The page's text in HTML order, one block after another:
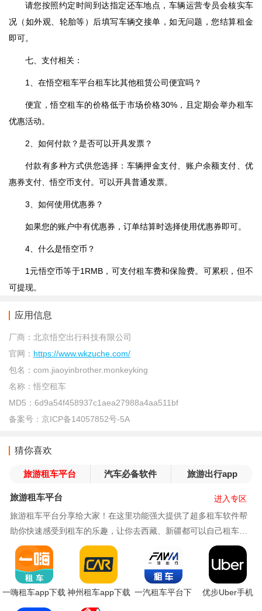
请您按照约定时间到达指定还车地点，车辆运营专员会核实车
况（如外观、轮胎等）后填写车辆交接单，如无问题，您结算租金
即可。
七、支付相关：
1、在悟空租车平台租车比其他租赁公司便宜吗？
便宜，悟空租车的价格低于市场价格30%，且定期会举办租车
优惠活动。
2、如何付款？是否可以开具发票？
付款有多种方式供您选择：车辆押金支付、账户余额支付、优
惠券支付、悟空币支付。可以开具普通发票。
3、如何使用优惠券？
如果您的账户中有优惠券，订单结算时选择使用优惠券即可。
4、什么是悟空币？
1元悟空币等于1RMB，可支付租车费和保险费。可累积，但不
可提现。
应用信息
厂商： 北京悟空出行科技有限公司
官网： https://www.wkzuche.com/
包名： com.jiaoyinbrother.monkeyking
名称：悟空租车
MD5： 6d9a54f458937c1aea27988a4aa511bf
备案号： 京ICP备14057852号-5A
猜你喜欢
旅游租车平台 汽车必备软件 旅游出行app
旅游租车平台
旅游租车平台分享给大家！在这里功能强大提供了超多租车软件帮
助你快速感受到租车的乐趣，让你去西藏、新疆都可以自己租车体
验，模式也比较丰富，轻松自驾游，如果你也喜欢
进入专区
一嗨租车app下载神州租车app下载 一汽租车平台下
优步Uber手机